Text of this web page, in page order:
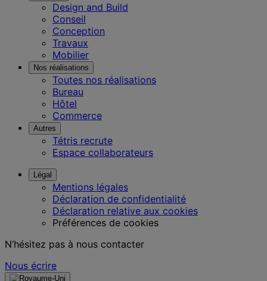
Design and Build
Conseil
Conception
Travaux
Mobilier
Nos réalisations
Toutes nos réalisations
Bureau
Hôtel
Commerce
Autres
Tétris recrute
Espace collaborateurs
Légal
Mentions légales
Déclaration de confidentialité
Déclaration relative aux cookies
Préférences de cookies
N’hésitez pas à nous contacter
Nous écrire